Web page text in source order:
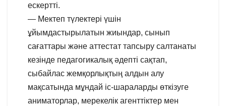
ескертті.
— Мектеп түлектері үшін
ұйымдастырылатын жиындар, сынып
сағаттары және аттестат тапсыру салтанаты
кезінде педагогикалық әдепті сақтап,
сыбайлас жемқорлықтың алдын алу
мақсатында мұндай іс-шараларды өткізуге
аниматорлар, мерекелік агенттіктер мен